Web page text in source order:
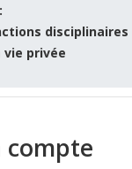
disciplinaires
vie privée
compte